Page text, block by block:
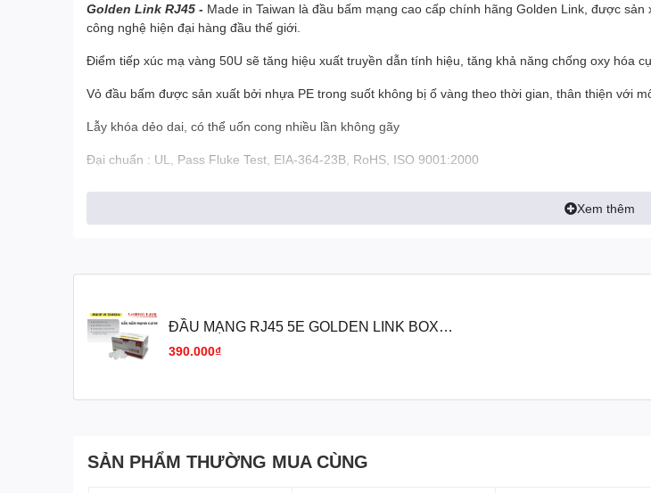
Golden Link RJ45 - Made in Taiwan là đầu bấm mạng cao cấp chính hãng Golden Link, được
công nghệ hiện đại hàng đầu thế giới.
Điểm tiếp xúc mạ vàng 50U sẽ tăng hiệu xuất truyền dẫn tính hiệu, tăng khả năng chống oxy hóa
Vỏ đầu bấm được sản xuất bởi nhựa PE trong suốt không bị ố vàng theo thời gian, thân thiện với
Lẫy khóa dẻo dai, có thể uốn cong nhiều lần không gãy
Đại chuẩn : UL, Pass Fluke Test, EIA-364-23B, RoHS, ISO 9001:2000
Xem thêm
ĐẦU MẠNG RJ45 5E GOLDEN LINK BOX
(CHUYÊN BOOTROM)
390.000₫
SẢN PHẨM THƯỜNG MUA CÙNG